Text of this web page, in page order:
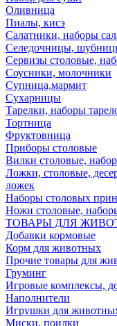
Оливница
Пиалы, кисэ
Салатники, наборы
Селедочницы,
Сервизы столовые,
Соусники, молочники
Супница,мармит
Сухарницы
Тарелки, наборы
Тортница
Фруктовница
Приборы столовые
Вилки столовые,
Ложки, столовые,
ложек
Наборы столовых
Ножи столовые,
ТОВАРЫ ДЛЯ
Добавки кормовые
Корм для животных
Прочие товары для
Груминг
Игровые комплексы,
Наполнители
Игрушки для
Миски, поилки